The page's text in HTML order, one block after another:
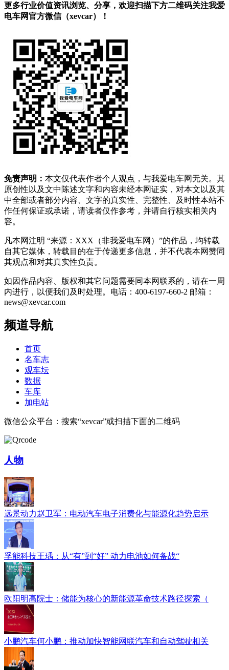
更多行业价值资讯浏览、分享，欢迎扫描下方二维码关注我爱
电车网官方微信（xevcar）！
免责声明： 本文仅代表作者个人观点，与我爱电车网无关。其
原创性以及文中陈述文字和内容未经本网证实，对本文以及其
中全部或者部分内容、文字的真实性、完整性、及时性本站不
作任何保证或承诺，请读者仅作参考，并请自行核实相关内
容。
凡本网注明 “来源：XXX（非我爱电车网）”的作品，均转载
自其它媒体，转载目的在于传递更多信息，并不代表本网赞同
其观点和对其真实性负责。
如因作品内容、版权和其它问题需要同本网联系的，请在一周
内进行，以便我们及时处理。电话：400-6197-660-2 邮箱：
news@xevcar.com
频道导航
首页
名车志
观车坛
数据
车库
加电站
微信公众平台：搜索“xevcar”或扫描下面的二维码
人物
远景动力赵卫军：电动汽车电子消费化与能源化趋势启示
孚能科技王瑀：从“有”到“好” 动力电池如何备战“
欧阳明高院士：储能为核心的新能源革命技术路径探索（
小鹏汽车何小鹏：推动加快智能网联汽车和自动驾驶相关